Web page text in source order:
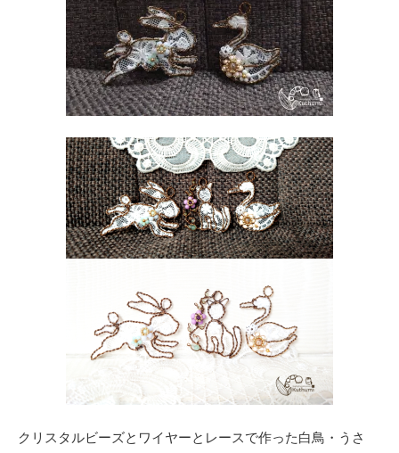
クリスタルビーズとワイヤーとレースで作った白鳥・うさ